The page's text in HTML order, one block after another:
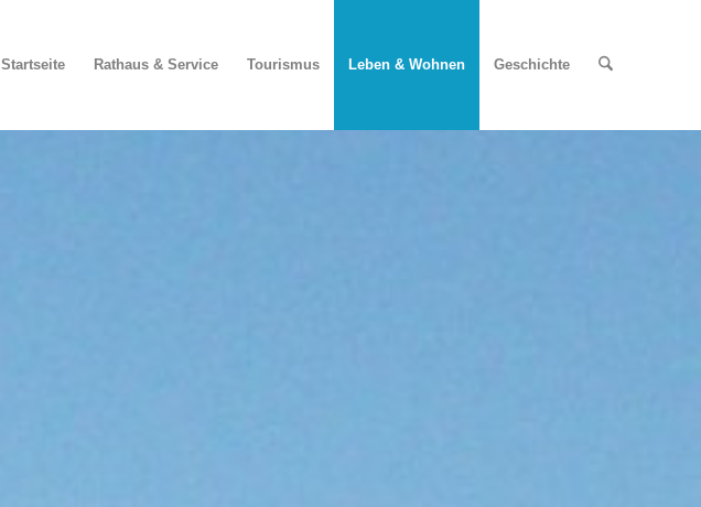
Startseite Rathaus & Service Tourismus Leben & Wohnen Geschichte